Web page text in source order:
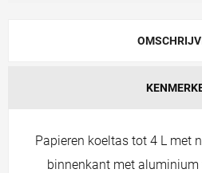
Papieren koeltas tot 4 L met
binnenkant met